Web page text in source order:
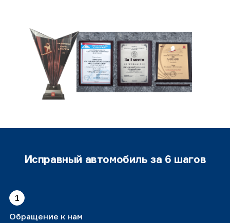
Исправный автомобиль за 6 шагов
1
Обращение к нам